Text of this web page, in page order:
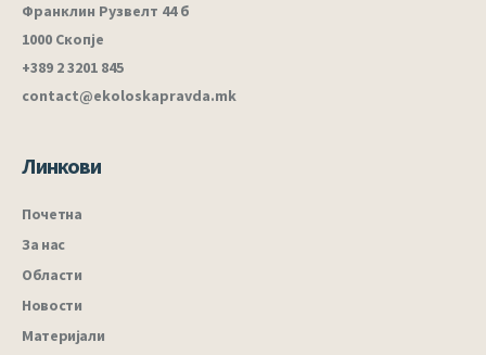
Франклин Рузвелт 44 б
1000 Скопје
+389 2 3201 845
contact@ekoloskapravda.mk
Линкови
Почетна
За нас
Области
Новости
Материјали